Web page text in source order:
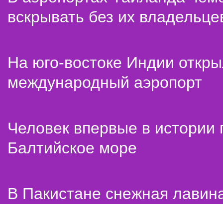
вскрывать без их
На юго-востоке Индии
международный аэропорт
Человек впервые в истории
Балтийское море
В Пакистане снежная